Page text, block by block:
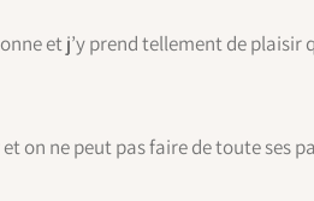
et j’y prend tellement de
on ne peut pas faire de toute ses